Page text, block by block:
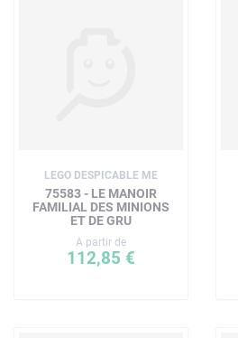
LEGO DESPICABLE ME
75583 - LE MANOIR
FAMILIAL DES MINIONS
ET DE GRU
A partir de
112,85 €